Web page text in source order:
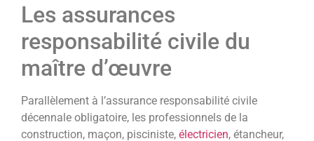
Les assurances
responsabilité civile du
maître d’œuvre
Parallèlement à l’assurance responsabilité civile
décennale obligatoire, les professionnels de la
construction, maçon, pisciniste, électricien, étancheur,